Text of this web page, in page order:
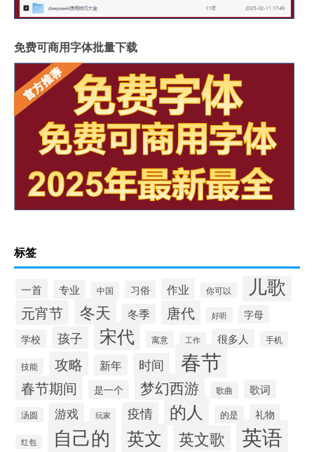
免费可商用字体批量下载
标签
一首 专业 中国 习俗 作业 你可以 儿歌
元宵节 冬天 冬季 唐代 好听
字母
学校
孩子 宋代 寓意 工作 很多人 手机
技能 攻略 新年 时间 春节
春节期间 是一个 梦幻西游 歌曲 歌词
汤圆 游戏 玩家 疫情 的人 的是 礼物
红包 自己的 英文 英文歌 英语